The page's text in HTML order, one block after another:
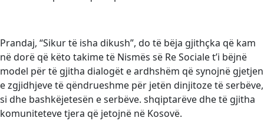
Prandaj, “Sikur të isha dikush”, do të bëja gjithçka që kam
në dorë që këto takime të Nismës së Re Sociale t’i bëjnë
model për të gjitha dialogët e ardhshëm që synojnë gjetjen
e zgjidhjeve të qëndrueshme për jetën dinjitoze të serbëve,
si dhe bashkëjetesën e serbëve. shqiptarëve dhe të gjitha
komuniteteve tjera që jetojnë në Kosovë.